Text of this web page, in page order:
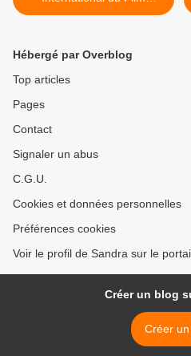
d'Animation d'Annecy 2015
Hébergé par Overblog
Top articles
Pages
Contact
Signaler un abus
C.G.U.
Cookies et données personnelles
Préférences cookies
Voir le profil de Sandra sur le
Créer un blog
Créer